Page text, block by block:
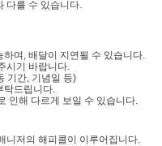
다를 수 있습니다.
며, 배달이 지연될 수 있습니다.
시기 바랍니다.
기간, 기념일 등)
드립니다.
인해 다르게 보일 수 있습니다.
니저의 해피콜이 이루어집니다.